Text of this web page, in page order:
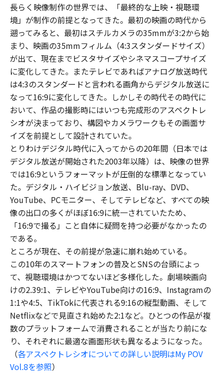
長らく映像制作の世界では、「最終的な上映・視聴環
境」が制作の前提となってきた。最初の映画の時代から
遡ってみると、最初はスチルカメラの35mmが3:2から始
まり、映画の35mmフィルム（4:3スタンダードサイズ）
が出て、現在までビスタサイズやシネマスコープサイズ
に変化してきた。またテレビであればアナログ放送時代
は4:3のスタンダードと言われる画角からデジタル放送に
なって16:9に変化してきた。しかしその時代その時代に
おいて、作品の撮影時にはいつも完成形のアスペクトレ
シオが決まっており、構図やカメラワークもその画面サ
イズを前提として設計されていた。
とりわけデジタル時代に入ってからの20年間（日本では
デジタル放送が開始された2003年以降）は、映像の世界
では16:9というフォーマットが圧倒的な標準となってい
た。デジタル・ハイビジョン放送、Blu-ray、DVD、
YouTube、PCモニター、そしてテレビなど、すべての映
像の出口の多くがほぼ16:9に統一されていたため、
「16:9で撮る」こと自体に疑問を持つ必要がなかったの
である。
ところが現在、その前提が急速に崩れ始めている。
この10年のスマートフォンの普及とSNSの台頭によっ
て、視聴環境はかつてないほど多様化した。劇場映画向
けの2.39:1、テレビやYouTube向けの16:9、Instagramの
1:1や4:5、TikTokに代表される9:16の縦型動画、そして
Netflixなどで見直され始めた2:1など。ひとつの作品が複
数のプラットフォームで消費されることが当たり前にな
り、それぞれに最適な画面形状も異なるようになった。
（各アスペクトレシオについての詳しい説明はMy POV
Vol.8を参照）